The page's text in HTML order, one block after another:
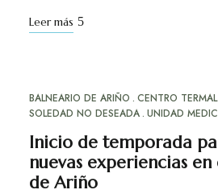
Leer más
FEB
23
BALNEARIO DE ARIÑO CENTRO TERMAL
SOLEDAD NO DESEADA UNIDAD
Inicio de temporada
nuevas experiencias
de Ariño